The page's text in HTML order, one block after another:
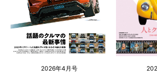
2026年4月号